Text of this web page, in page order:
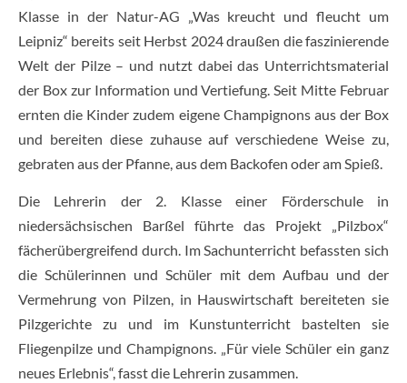
Klasse in der Natur-AG „Was kreucht und fleucht um
Leipniz“ bereits seit Herbst 2024 draußen die faszinierende
Welt der Pilze – und nutzt dabei das Unterrichtsmaterial
der Box zur Information und Vertiefung. Seit Mitte Februar
ernten die Kinder zudem eigene Champignons aus der Box
und bereiten diese zuhause auf verschiedene Weise zu,
gebraten aus der Pfanne, aus dem Backofen oder am Spieß.
Die Lehrerin der 2. Klasse einer Förderschule in
niedersächsischen Barßel führte das Projekt „Pilzbox“
fächerübergreifend durch. Im Sachunterricht befassten sich
die Schülerinnen und Schüler mit dem Aufbau und der
Vermehrung von Pilzen, in Hauswirtschaft bereiteten sie
Pilzgerichte zu und im Kunstunterricht bastelten sie
Fliegenpilze und Champignons. „Für viele Schüler ein ganz
neues Erlebnis“, fasst die Lehrerin zusammen.